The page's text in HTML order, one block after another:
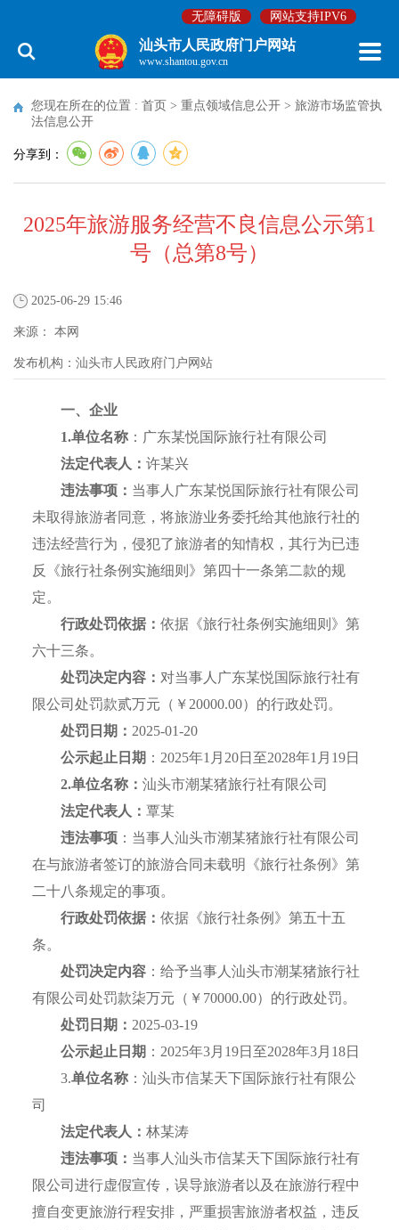
无障碍版 网站支持IPV6
汕头市人民政府门户网站
www.shantou.gov.cn
您现在所在的位置 : 首页 > 重点领域信息公开 > 旅游市场监管执
法信息公开
分享到：
2025年旅游服务经营不良信息公示第1
号（总第8号）
2025-06-29 15:46
来源： 本网
发布机构： 汕头市人民政府门户网站
一、企业
1.单位名称：广东某悦国际旅行社有限公司
法定代表人： 许某兴
违法事项： 当事人广东某悦国际旅行社有限公司
未取得旅游者同意，将旅游业务委托给其他旅行社的
违法经营行为，侵犯了旅游者的知情权，其行为已违
反《旅行社条例实施细则》第四十一条第二款的规
定。
行政处罚依据： 依据《旅行社条例实施细则》第
六十三条。
处罚决定内容： 对当事人广东某悦国际旅行社有
限公司处罚款贰万元（￥20000.00）的行政处罚。
处罚日期： 2025-01-20
公示起止日期 ：2025年1月20日至2028年1月19日
2.单位名称： 汕头市潮某猪旅行社有限公司
法定代表人： 覃某
违法事项：当事人汕头市潮某猪旅行社有限公司
在与旅游者签订的旅游合同未载明《旅行社条例》第
二十八条规定的事项。
行政处罚依据： 依据《旅行社条例》第五十五
条。
处罚决定内容：给予当事人汕头市潮某猪旅行社
有限公司处罚款柒万元（￥70000.00）的行政处罚。
处罚日期： 2025-03-19
公示起止日期 ：2025年3月19日至2028年3月18日
3.单位名称：汕头市信某天下国际旅行社有限公
司
法定代表人： 林某涛
违法事项： 当事人汕头市信某天下国际旅行社有
限公司进行虚假宣传，误导旅游者以及在旅游行程中
擅自变更旅游行程安排，严重损害旅游者权益，违反